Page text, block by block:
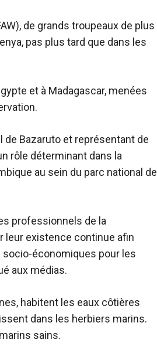
de grands troupeaux de plus
pas plus tard que dans les
et à Madagascar, menées
de Bazaruto et représentant de
rôle déterminant dans la
au sein du parc national de
professionnels de la
leur existence continue afin
économiques pour les
aux médias.
habitent les eaux côtières
dans les herbiers marins.
sains.